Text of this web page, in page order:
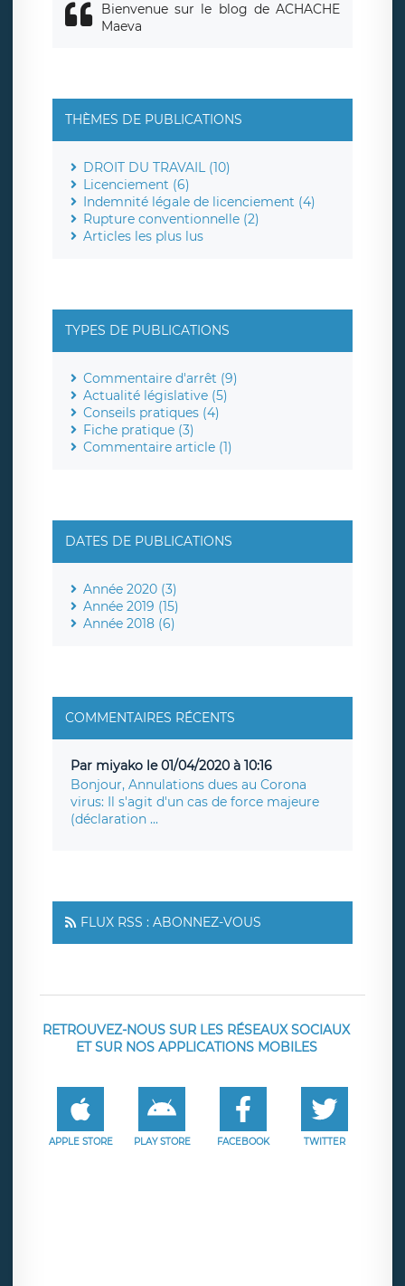
Bienvenue sur le blog de ACHACHE
Maeva
THÈMES DE PUBLICATIONS
DROIT DU TRAVAIL (10)
Licenciement (6)
Indemnité légale de licenciement (4)
Rupture conventionnelle (2)
Articles les plus lus
TYPES DE PUBLICATIONS
Commentaire d'arrêt (9)
Actualité législative (5)
Conseils pratiques (4)
Fiche pratique (3)
Commentaire article (1)
DATES DE PUBLICATIONS
Année 2020 (3)
Année 2019 (15)
Année 2018 (6)
COMMENTAIRES RÉCENTS
Par miyako le 01/04/2020 à 10:16
Bonjour, Annulations dues au Corona
virus: Il s'agit d'un cas de force majeure
(déclaration ...
FLUX RSS : ABONNEZ-VOUS
RETROUVEZ-NOUS SUR LES RÉSEAUX SOCIAUX
ET SUR NOS APPLICATIONS MOBILES
APPLE STORE PLAY STORE FACEBOOK TWITTER